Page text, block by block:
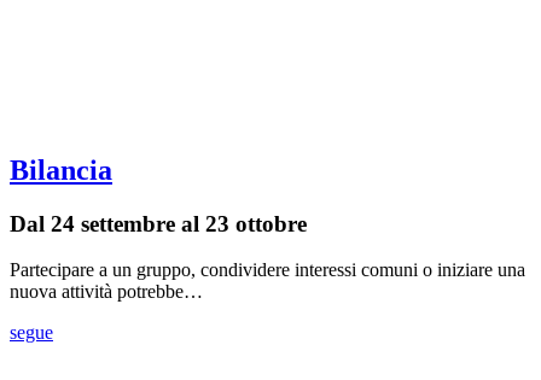
Bilancia
Dal 24 settembre al 23 ottobre
Partecipare a un gruppo, condividere interessi comuni o iniziare una
nuova attività potrebbe…
segue